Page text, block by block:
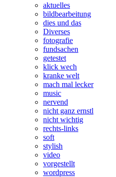
aktuelles
bildbearbeitung
dies und das
Diverses
fotografie
fundsachen
getestet
klick wech
kranke welt
mach mal lecker
music
nervend
nicht ganz ernstl
nicht wichtig
rechts-links
soft
stylish
video
vorgestellt
wordpress